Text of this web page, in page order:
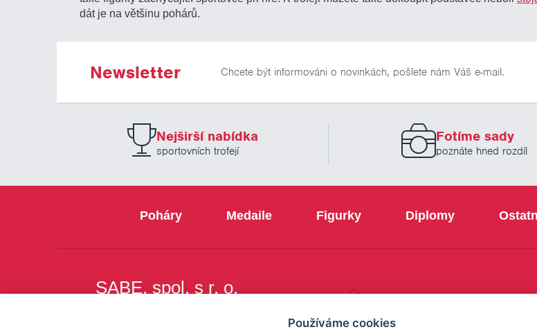
dát je na většinu pohárů.
Newsletter Chcete být informováni o novinkách, pošlete nám Váš e-mail.
Nejširší nabídka
sportovních trofejí
Fotíme sady
poznáte hned rozdíl
Poháry Medaile Figurky Diplomy
SABE, spol. s r. o.
Používáme cookies